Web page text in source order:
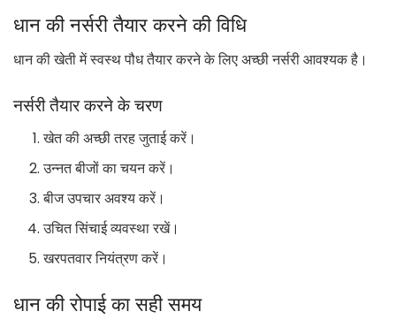
धान की नर्सरी तैयार करने की विधि
धान की खेती में स्वस्थ पौध तैयार करने के लिए अच्छी नर्सरी आवश्यक है।
नर्सरी तैयार करने के चरण
खेत की अच्छी तरह जुताई करें।
उन्नत बीजों का चयन करें।
बीज उपचार अवश्य करें।
उचित सिंचाई व्यवस्था रखें।
खरपतवार नियंत्रण करें।
धान की रोपाई का सही समय